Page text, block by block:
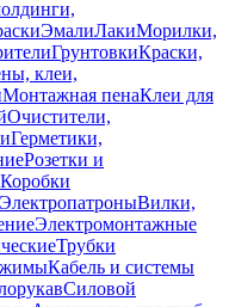
ЭмалиЛакиМорилки,
ГрунтовкиКраски,
клеи,
Монтажная пенаКлеи для
Очистители,
Герметики,
Розетки и
Коробки
ЭлектропатроныВилки,
Электромонтажные
Трубки
Кабель и системы
Силовой